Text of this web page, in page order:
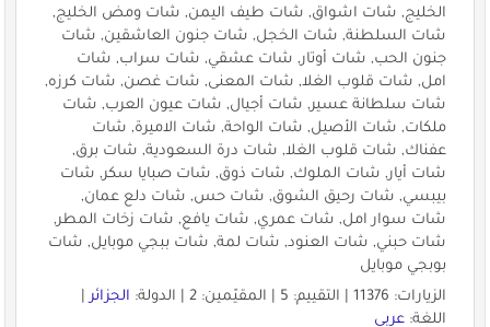
الخليج, شات اشواق, شات طيف اليمن, شات ومض الخليج,
شات السلطنة, شات الخجل, شات جنون العاشقين, شات
جنون الحب, شات أوتار, شات عشقي, شات سراب, شات
امل, شات قلوب الغلا, شات المعنى, شات غصن, شات كرزه,
شات سلطانة عسير, شات أجيال, شات عيون العرب, شات
ملكات, شات الأصيل, شات الواحة, شات الاميرة, شات
عفناك, شات قلوب الغلا, شات درة السعودية, شات برق,
شات أيار, شات الملوك, شات ذوق, شات صبايا سكر, شات
بيبسي, شات رحيق الشوق, شات حس, شات دلع عمان,
شات سوار امل, شات عمري, شات يافع, شات زخات المطر,
شات حبني, شات العنود, شات لمة, شات ببجي موبايل, شات
بوبجي موبايل
الزيارات: 11376 | التقييم: 5 | المقيّمين: 2 | الدولة:
الجزائر|
اللغة: عربي